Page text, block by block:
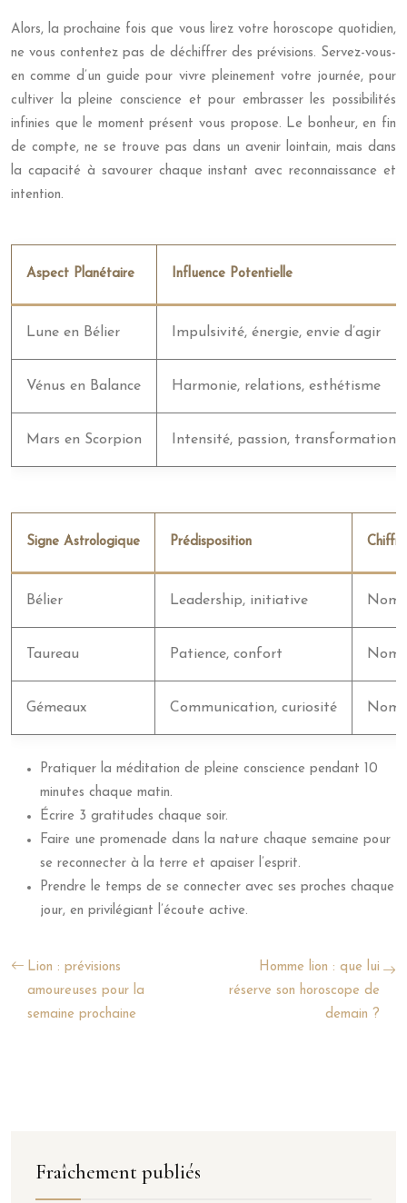
Alors, la prochaine fois que vous lirez votre horoscope quotidien,
ne vous contentez pas de déchiffrer des prévisions. Servez-vous-
en comme d’un guide pour vivre pleinement votre journée, pour
cultiver la pleine conscience et pour embrasser les possibilités
infinies que le moment présent vous propose. Le bonheur, en fin
de compte, ne se trouve pas dans un avenir lointain, mais dans
la capacité à savourer chaque instant avec reconnaissance et
intention.
Aspect Planétaire Influence Potentielle
Lune en Bélier Impulsivité, énergie, envie d’agir
Vénus en Balance Harmonie, relations, esthétisme
Mars en Scorpion Intensité, passion, transformation
Signe Astrologique Prédisposition
Bélier Leadership, initiative
Taureau Patience, confort
Gémeaux Communication, curiosité
Pratiquer la méditation de pleine conscience pendant 10
minutes chaque matin.
Écrire 3 gratitudes chaque soir.
Faire une promenade dans la nature chaque semaine pour
se reconnecter à la terre et apaiser l’esprit.
Prendre le temps de se connecter avec ses proches chaque
jour, en privilégiant l’écoute active.
Lion : prévisions
amoureuses pour la
semaine prochaine
Homme lion : que lui
réserve son horoscope de
demain ?
Fraîchement publiés